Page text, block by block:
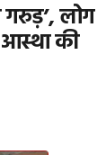
लोग
की